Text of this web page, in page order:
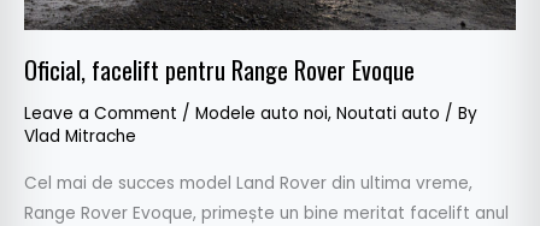
Oficial, facelift pentru Range Rover Evoque
Leave a Comment / Modele auto noi, Noutati auto / By
Vlad Mitrache
Cel mai de succes model Land Rover din ultima vreme,
Range Rover Evoque, primește un bine meritat facelift anul